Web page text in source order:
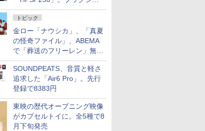
ルフはペア3万円以下
トピック
金ロー「ナウシカ」、「真夏
の怪奇ファイル」、ABEMA
で「葬送のフリーレン」無料
配信など。夏の特番・配信情
報
SOUNDPEATS、音質と軽さ
追求した「Air6 Pro」。先行
登録で8383円
東映の歴代オープニング映像
がカプセルトイに。全5種で8
月下旬発売